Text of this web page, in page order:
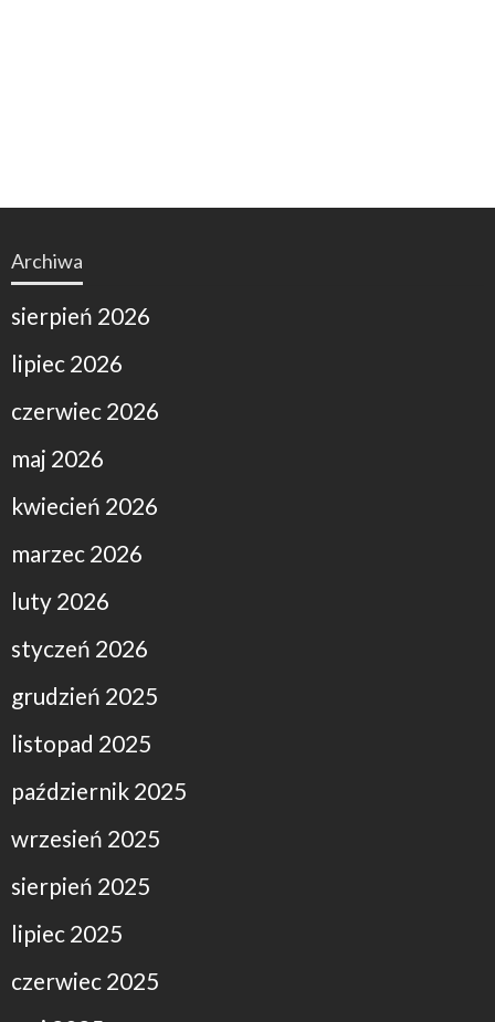
Archiwa
sierpień 2026
lipiec 2026
czerwiec 2026
maj 2026
kwiecień 2026
marzec 2026
luty 2026
styczeń 2026
grudzień 2025
listopad 2025
październik 2025
wrzesień 2025
sierpień 2025
lipiec 2025
czerwiec 2025